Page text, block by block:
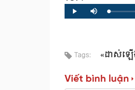
Play Mute Loaded:
0%
Progress:
0%
Tags: «ដាស់ឡើ
Viết bình luận